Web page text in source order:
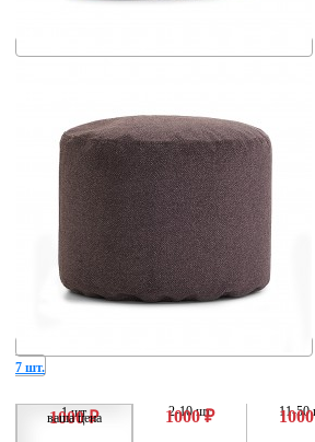
7 шт.
1 шт
1000 ₽
ваша цена 2-10 шт
1000 ₽ 11-50